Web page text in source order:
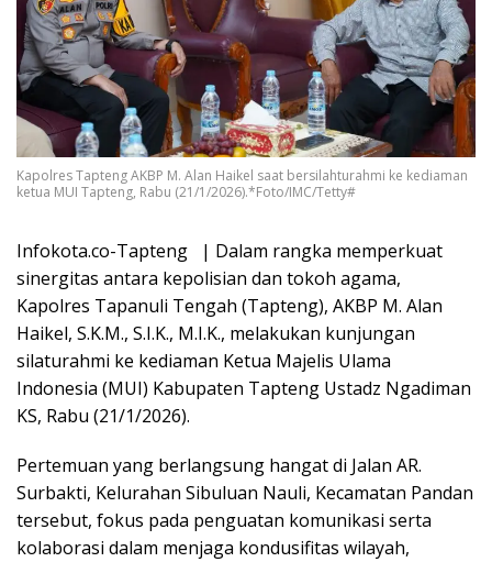
Kapolres Tapteng AKBP M. Alan Haikel saat bersilahturahmi ke kediaman
ketua MUI Tapteng, Rabu (21/1/2026).*Foto/IMC/Tetty#
Infokota.co-Tapteng | Dalam rangka memperkuat
sinergitas antara kepolisian dan tokoh agama,
Kapolres Tapanuli Tengah (Tapteng), AKBP M. Alan
Haikel, S.K.M., S.I.K., M.I.K., melakukan kunjungan
silaturahmi ke kediaman Ketua Majelis Ulama
Indonesia (MUI) Kabupaten Tapteng Ustadz Ngadiman
KS, Rabu (21/1/2026).
Pertemuan yang berlangsung hangat di Jalan AR.
Surbakti, Kelurahan Sibuluan Nauli, Kecamatan Pandan
tersebut, fokus pada penguatan komunikasi serta
kolaborasi dalam menjaga kondusifitas wilayah,